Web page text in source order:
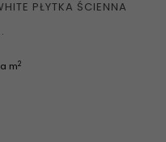
PŁYTKA ŚCIENNA
m2